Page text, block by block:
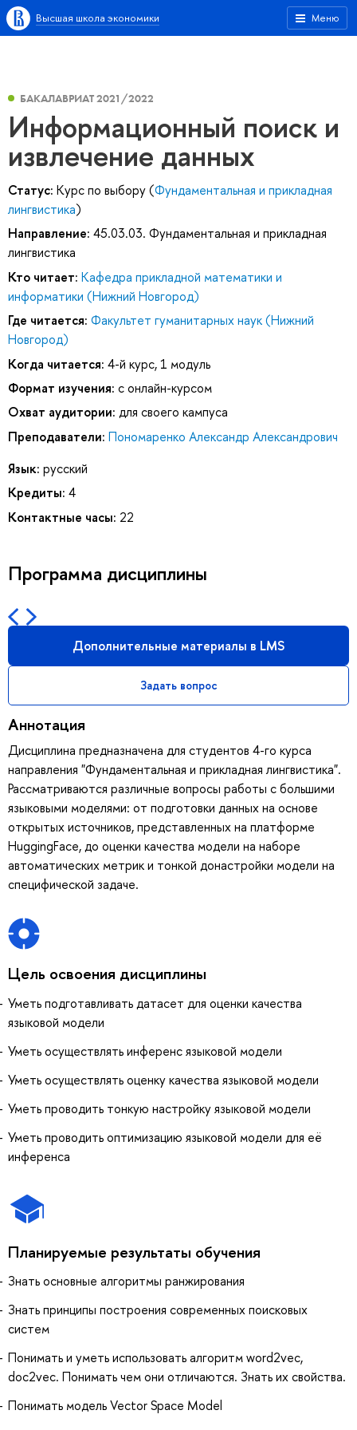
Меню
Высшая школа экономики
БАКАЛАВРИАТ 2021/2022
Информационный поиск и
извлечение данных
Статус: Курс по выбору (Фундаментальная и прикладная
лингвистика)
Направление: 45.03.03. Фундаментальная и прикладная
лингвистика
Кто читает: Кафедра прикладной математики и
информатики (Нижний Новгород)
Где читается: Факультет гуманитарных наук (Нижний
Новгород)
Когда читается: 4-й курс, 1 модуль
Формат изучения: с онлайн-курсом
Охват аудитории: для своего кампуса
Преподаватели: Пономаренко Александр Александрович
Язык: русский
Кредиты: 4
Контактные часы: 22
Программа дисциплины
Дополнительные материалы в LMS
Задать вопрос
Аннотация
Дисциплина предназначена для студентов 4-го курса
направления "Фундаментальная и прикладная лингвистика".
Рассматриваются различные вопросы работы с большими
языковыми моделями: от подготовки данных на основе
открытых источников, представленных на платформе
HuggingFace, до оценки качества модели на наборе
автоматических метрик и тонкой донастройки модели на
специфической задаче.
Цель освоения дисциплины
Уметь подготавливать датасет для оценки качества
языковой модели
Уметь осуществлять инференс языковой модели
Уметь осуществлять оценку качества языковой модели
Уметь проводить тонкую настройку языковой модели
Уметь проводить оптимизацию языковой модели для её
инференса
Планируемые результаты обучения
Знать основные алгоритмы ранжирования
Знать принципы построения современных поисковых
систем
Понимать и уметь использовать алгоритм word2vec,
doc2vec. Понимать чем они отличаются. Знать их свойства.
Понимать модель Vector Space Model